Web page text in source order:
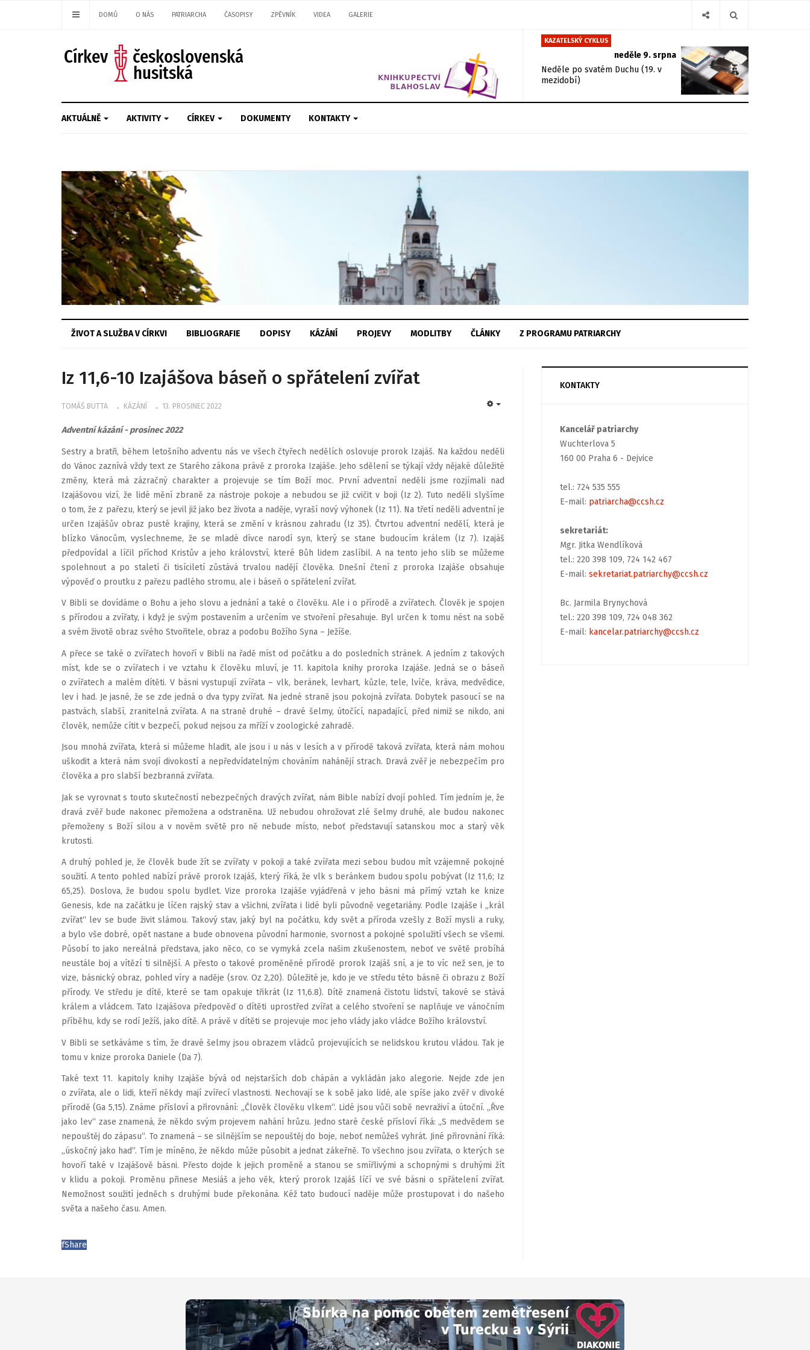
DOMŮ O NÁS PATRIARCHA ČASOPISY ZPĚVNÍK VIDEA GALERIE
KAZATELSKÝ CYKLUS
neděle 9. srpna
Neděle po svatém Duchu (19. v
mezidobí)
AKTUÁLNĚ AKTIVITY CÍRKEV DOKUMENTY KONTAKTY
ŽIVOT A SLUŽBA V CÍRKVI BIBLIOGRAFIE DOPISY KÁZÁNÍ PROJEVY MODLITBY ČLÁNKY Z PROGRAMU PATRIARCHY
Iz 11,6-10 Izajášova báseň o spřátelení zvířat
TOMÁŠ BUTTA KÁZÁNÍ 13. PROSINEC 2022
Adventní kázání - prosinec 2022
Sestry a bratři, během letošního adventu nás ve všech čtyřech nedělích oslovuje prorok Izajáš. Na každou neděli
do Vánoc zaznívá vždy text ze Starého zákona právě z proroka Izajáše. Jeho sdělení se týkají vždy nějaké důležité
změny, která má zázračný charakter a projevuje se tím Boží moc. První adventní neděli jsme rozjímali nad
Izajášovou vizí, že lidé mění zbraně za nástroje pokoje a nebudou se již cvičit v boji (Iz 2). Tuto neděli slyšíme
o tom, že z pařezu, který se jevil již jako bez života a naděje, vyraší nový výhonek (Iz 11). Na třetí neděli adventní je
určen Izajášův obraz pusté krajiny, která se změní v krásnou zahradu (Iz 35). Čtvrtou adventní nedělí, která je
blízko Vánocům, vyslechneme, že se mladé dívce narodí syn, který se stane budoucím králem (Iz 7). Izajáš
předpovídal a líčil příchod Kristův a jeho království, které Bůh lidem zaslíbil. A na tento jeho slib se můžeme
spolehnout a po staletí či tisíciletí zůstává trvalou nadějí člověka. Dnešní čtení z proroka Izajáše obsahuje
výpověď o proutku z pařezu padlého stromu, ale i báseň o spřátelení zvířat.
V Bibli se dovídáme o Bohu a jeho slovu a jednání a také o člověku. Ale i o přírodě a zvířatech. Člověk je spojen
s přírodou a zvířaty, i když je svým postavením a určením ve stvoření přesahuje. Byl určen k tomu nést na sobě
a svém životě obraz svého Stvořitele, obraz a podobu Božího Syna – Ježíše.
A přece se také o zvířatech hovoří v Bibli na řadě míst od počátku a do posledních stránek. A jedním z takových
míst, kde se o zvířatech i ve vztahu k člověku mluví, je 11. kapitola knihy proroka Izajáše. Jedná se o báseň
o zvířatech a malém dítěti. V básni vystupují zvířata – vlk, beránek, levhart, kůzle, tele, lvíče, kráva, medvědice,
lev i had. Je jasné, že se zde jedná o dva typy zvířat. Na jedné straně jsou pokojná zvířata. Dobytek pasoucí se na
pastvách, slabší, zranitelná zvířata. A na straně druhé – dravé šelmy, útočící, napadající, před nimiž se nikdo, ani
člověk, nemůže cítit v bezpečí, pokud nejsou za mříží v zoologické zahradě.
Jsou mnohá zvířata, která si můžeme hladit, ale jsou i u nás v lesích a v přírodě taková zvířata, která nám mohou
uškodit a která nám svojí divokostí a nepředvídatelným chováním nahánějí strach. Dravá zvěř je nebezpečím pro
člověka a pro slabší bezbranná zvířata.
Jak se vyrovnat s touto skutečností nebezpečných dravých zvířat, nám Bible nabízí dvojí pohled. Tím jedním je, že
dravá zvěř bude nakonec přemožena a odstraněna. Už nebudou ohrožovat zlé šelmy druhé, ale budou nakonec
přemoženy s Boží silou a v novém světě pro ně nebude místo, neboť představují satanskou moc a starý věk
krutosti.
A druhý pohled je, že člověk bude žít se zvířaty v pokoji a také zvířata mezi sebou budou mít vzájemně pokojné
soužití. A tento pohled nabízí právě prorok Izajáš, který říká, že vlk s beránkem budou spolu pobývat (Iz 11,6; Iz
65,25). Doslova, že budou spolu bydlet. Vize proroka Izajáše vyjádřená v jeho básni má přímý vztah ke knize
Genesis, kde na začátku je líčen rajský stav a všichni, zvířata i lidé byli původně vegetariány. Podle Izajáše i „král
zvířat“ lev se bude živit slámou. Takový stav, jaký byl na počátku, kdy svět a příroda vzešly z Boží mysli a ruky,
a bylo vše dobré, opět nastane a bude obnovena původní harmonie, svornost a pokojné spolužití všech se všemi.
Působí to jako nereálná představa, jako něco, co se vymyká zcela našim zkušenostem, neboť ve světě probíhá
neustále boj a vítězí ti silnější. A přesto o takové proměněné přírodě prorok Izajáš sní, a je to víc než sen, je to
vize, básnický obraz, pohled víry a naděje (srov. Oz 2,20). Důležité je, kdo je ve středu této básně či obrazu z Boží
přírody. Ve středu je dítě, které se tam opakuje třikrát (Iz 11,6.8). Dítě znamená čistotu lidství, takové se stává
králem a vládcem. Tato Izajášova předpověď o dítěti uprostřed zvířat a celého stvoření se naplňuje ve vánočním
příběhu, kdy se rodí Ježíš, jako dítě. A právě v dítěti se projevuje moc jeho vlády jako vládce Božího království.
V Bibli se setkáváme s tím, že dravé šelmy jsou obrazem vládců projevujících se nelidskou krutou vládou. Tak je
tomu v knize proroka Daniele (Da 7).
Také text 11. kapitoly knihy Izajáše bývá od nejstarších dob chápán a vykládán jako alegorie. Nejde zde jen
o zvířata, ale o lidi, kteří někdy mají zvířecí vlastnosti. Nechovají se k sobě jako lidé, ale spíše jako zvěř v divoké
přírodě (Ga 5,15). Známe přísloví a přirovnání: „Člověk člověku vlkem“. Lidé jsou vůči sobě nevraživí a útoční. „Řve
jako lev“ zase znamená, že někdo svým projevem nahání hrůzu. Jedno staré české přísloví říká: „S medvědem se
nepouštěj do zápasu“. To znamená – se silnějším se nepouštěj do boje, neboť nemůžeš vyhrát. Jiné přirovnání říká:
„úskočný jako had“. Tím je míněno, že někdo může působit a jednat zákeřně. To všechno jsou zvířata, o kterých se
hovoří také v Izajášově básni. Přesto dojde k jejich proměně a stanou se smířlivými a schopnými s druhými žít
v klidu a pokoji. Proměnu přinese Mesiáš a jeho věk, který prorok Izajáš líčí ve své básni o spřátelení zvířat.
Nemožnost soužití jedněch s druhými bude překonána. Kéž tato budoucí naděje může prostupovat i do našeho
světa a našeho času. Amen.
fShare
KONTAKTY
Kancelář patriarchy
Wuchterlova 5
160 00 Praha 6 - Dejvice
tel.: 724 535 555
E-mail: patriarcha@ccsh.cz
sekretariát:
Mgr. Jitka Wendlíková
tel.: 220 398 109, 724 142 467
E-mail: sekretariat.patriarchy@ccsh.cz
Bc. Jarmila Brynychová
tel.: 220 398 109, 724 048 362
E-mail: kancelar.patriarchy@ccsh.cz